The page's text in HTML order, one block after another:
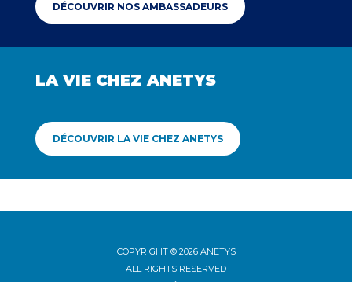
DÉCOUVRIR NOS AMBASSADEURS
LA VIE CHEZ ANETYS
DÉCOUVRIR LA VIE CHEZ ANETYS
COPYRIGHT © 2026 ANETYS
ALL RIGHTS RESERVED